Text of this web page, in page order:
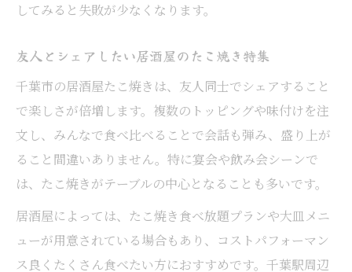
してみると失敗が少なくなります。
友人とシェアしたい居酒屋のたこ焼き特集
千葉市の居酒屋たこ焼きは、友人同士でシェアすること
で楽しさが倍増します。複数のトッピングや味付けを注
文し、みんなで食べ比べることで会話も弾み、盛り上が
ること間違いありません。特に宴会や飲み会シーンで
は、たこ焼きがテーブルの中心となることも多いです。
居酒屋によっては、たこ焼き食べ放題プランや大皿メニ
ューが用意されている場合もあり、コストパフォーマン
ス良くたくさん食べたい方におすすめです。千葉駅周辺